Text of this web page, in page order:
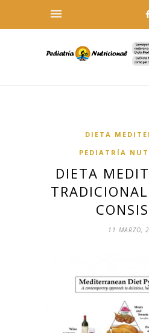
DIETA
PEDIATRÍA
DIETA
11 MARZO,